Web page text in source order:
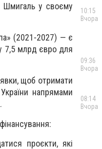
Шмигаль у своєму
(2021-2027) — є
7,5 млрд євро для
щоб отримати
напрямами
проєкти, які
10:15
Вчора
09:36
Вчора
08:14
Вчора